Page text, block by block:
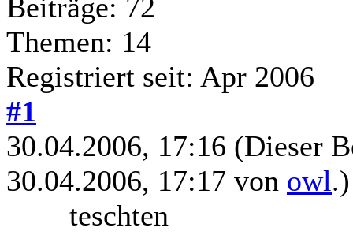
Beiträge: 72
Themen: 14
Registriert seit: Apr 2006
#1
30.04.2006, 17:16 (Dieser
30.04.2006, 17:17 von owl.)
teschten